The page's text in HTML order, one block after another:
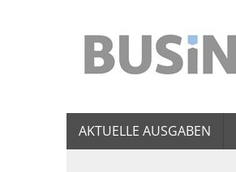
AKTUELLE AUSGABEN